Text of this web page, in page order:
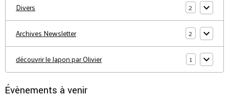
Divers 2
Archives Newsletter 2
découvrir le Japon par Olivier 1
Évènements à venir